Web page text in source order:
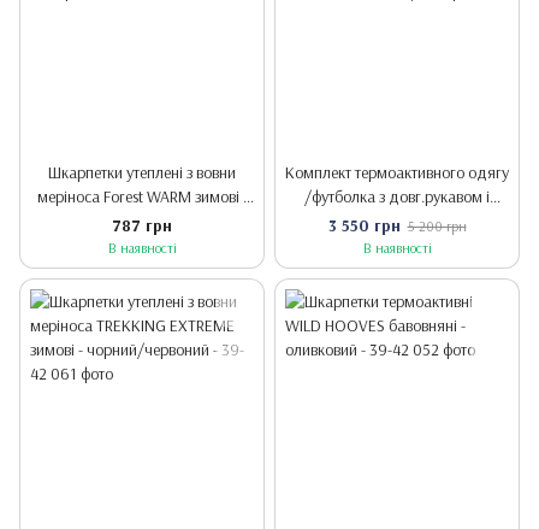
Шкарпетки утеплені з вовни
меріноса Forest WARM зимові -
коричнево-оливковий - 39-42
787 грн
В наявності
Комплект термоактивного одягу
/футболка з довг.рукавом і
штани/ MERINO WARM -
оливковий - M
3 550 грн 5 200 грн
В наявності